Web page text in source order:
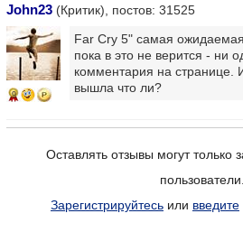
John23 (Критик), постов: 31525
9
Far Cry 5" самая
пока в это не верится - ни
комментария на странице.
вышла что ли?
Оставлять отзывы могут только
пользователи.
Зарегистрируйтесь или введите